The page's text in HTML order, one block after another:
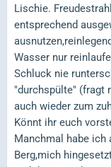
Lischie.
entsprechend
Wasser nur
Schluck nie
"durchspülte" (fragt
auch wieder zum
Könnt ihr euch
Manchmal habe ich
Berg,mich